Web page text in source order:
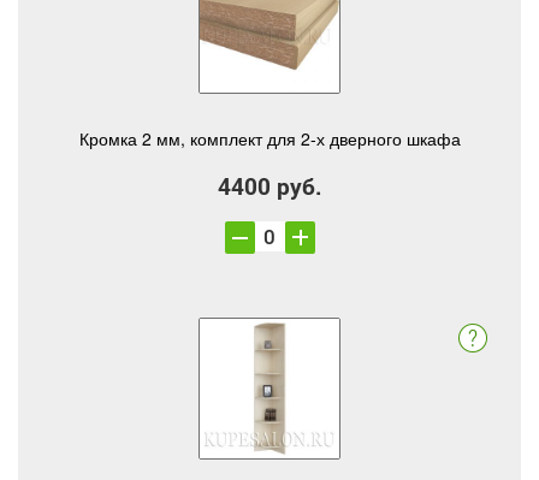
Кромка 2 мм, комплект для 2-х дверного шкафа
4400 руб.